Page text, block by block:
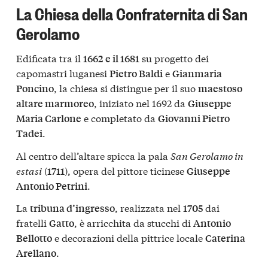
La Chiesa della Confraternita di San
Gerolamo
Edificata tra il 1662 e il 1681su progetto dei
capomastri luganesi Pietro BaldieGianmaria
Poncino, la chiesa si distingue per il suomaestoso
altare marmoreo, iniziato nel 1692 da Giuseppe
Maria Carlone e completato da Giovanni Pietro
Tadei.
Al centro dell’altare spicca la pala San Gerolamo in
estasi (1711), opera del pittore ticineseGiuseppe
Antonio Petrini.
La tribuna d’ingresso, realizzata nel 1705dai
fratelli Gatto, è arricchita da stucchi di Antonio
Bellottoe decorazioni della pittrice localeCaterina
Arellano.